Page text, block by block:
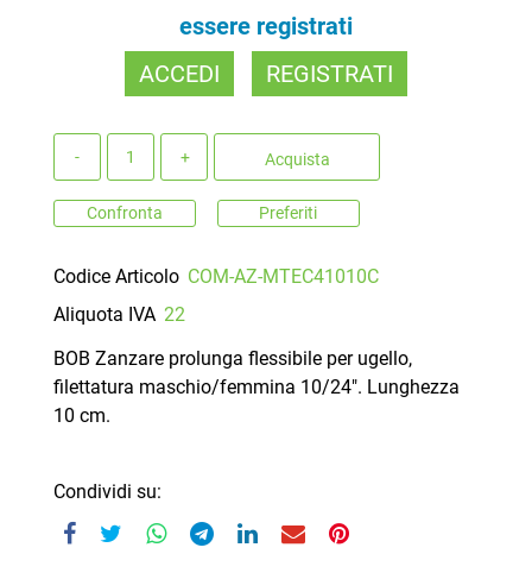
essere registrati
ACCEDI
REGISTRATI
Acquista
Confronta Preferiti
Codice Articolo COM-AZ-MTEC41010C
Aliquota IVA 22
BOB Zanzare prolunga flessibile per ugello,
filettatura maschio/femmina 10/24". Lunghezza
10 cm.
Condividi su: